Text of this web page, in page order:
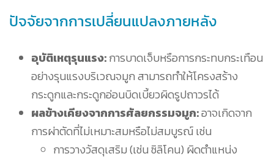
ปัจจัยจากการเปลี่ยนแปลงภายหลัง
อุบัติเหตุรุนแรง:การบาดเจ็บหรือการกระทบกระเทือน
อย่างรุนแรงบริเวณจมูก สามารถทำให้โครงสร้าง
กระดูกและกระดูกอ่อนบิดเบี้ยวผิดรูปถาวรได้
ผลข้างเคียงจากการศัลยกรรมจมูก:อาจเกิดจาก
การผ่าตัดที่ไม่เหมาะสมหรือไม่สมบูรณ์ เช่น
การวางวัสดุเสริม (เช่น ซิลิโคน) ผิดตำแหน่ง